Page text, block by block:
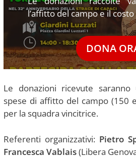
l’affitto del campo e il
DONA
Le donazioni ricevute
spese di affitto del campo (150
per la squadra vincitrice.
Referenti organizzativi: Pietro
Francesca Vablais(Libera